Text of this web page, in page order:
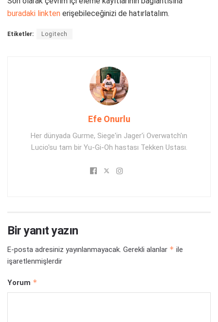
buradaki linkten erişebileceğinizi de hatırlatalım.
Etiketler: Logitech
Efe Onurlu
Her dünyada Gurme, Siege'in Jager'i Overwatch'ın
Lucio'su tam bir Yu-Gi-Oh hastası Tekken Ustası.
Bir yanıt yazın
E-posta adresiniz yayınlanmayacak. Gerekli alanlar * ile
işaretlenmişlerdir
Yorum *